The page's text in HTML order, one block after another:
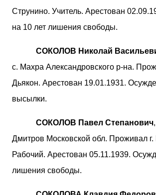
Струнино. Учитель. Арестован
на 10 лет лишения свободы.
СОКОЛОВ Николай
с. Махра Александровского р-на.
Дьякон. Арестован 19.01.1931.
высылки.
СОКОЛОВ Павел Степанович
Дмитров Московской обл. Проживал г.
Рабочий. Арестован 05.11.1939.
лишения свободы.